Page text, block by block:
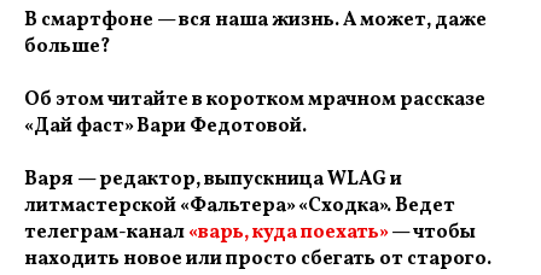
В смартфоне — вся наша жизнь. А может, даже
больше?
Об этом читайте в коротком мрачном рассказе
«Дай фаст» Вари Федотовой.
Варя — редактор, выпускница WLAG и
литмастерской «Фальтера» «Сходка». Ведет
телеграм-канал«варь, куда поехать»— чтобы
находить новое или просто сбегать от старого.